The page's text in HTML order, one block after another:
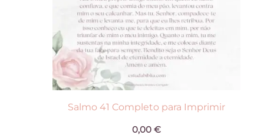
Salmo 41 Completo para Imprimir
0,00€